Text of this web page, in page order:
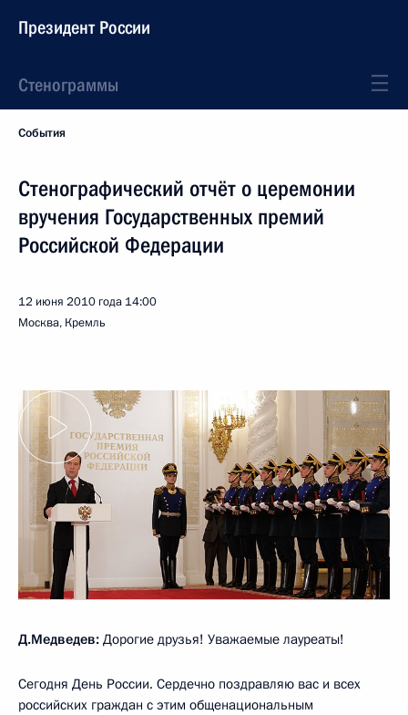
Президент России
Стенограммы
События
Стенографический отчёт о церемонии
вручения Государственных премий
Российской Федерации
12 июня 2010 года 14:00
Москва, Кремль
Д.Медведев: Дорогие друзья! Уважаемые лауреаты!
Сегодня День России. Сердечно поздравляю вас и всех
российских граждан с этим общенациональным